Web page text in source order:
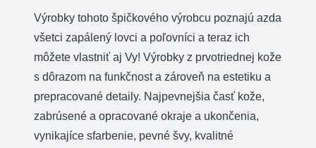
Výrobky tohoto špičkového výrobcu poznajú azda
všetci zapálený lovci a poľovníci a teraz ich
môžete vlastniť aj Vy! Výrobky z prvotriednej kože
s dôrazom na funkčnost a zároveň na estetiku a
prepracované detaily. Najpevnejšia časť kože,
zabrúsené a opracované okraje a ukončenia,
vynikajíce sfarbenie, pevné švy, kvalitné